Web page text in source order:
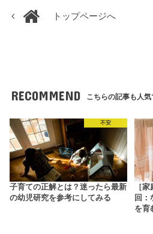
トップページへ
RECOMMEND こちらの記事も人気
不安
子育ての正解とは？迷ったら最新
の幼児研究を参考にしてみる
［
回：
を育